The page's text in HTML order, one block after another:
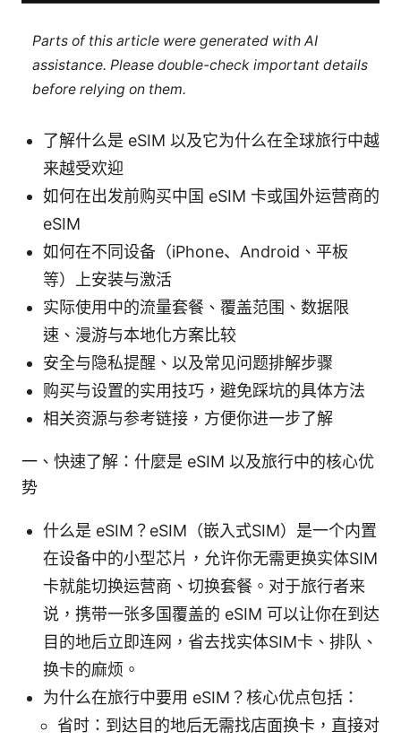
Parts of this article were generated with AI
assistance. Please double-check important details
before relying on them.
了解什么是 eSIM 以及它为什么在全球旅行中越
来越受欢迎
如何在出发前购买中国 eSIM 卡或国外运营商的
eSIM
如何在不同设备（iPhone、Android、平板
等）上安装与激活
实际使用中的流量套餐、覆盖范围、数据限
速、漫游与本地化方案比较
安全与隐私提醒、以及常见问题排解步骤
购买与设置的实用技巧，避免踩坑的具体方法
相关资源与参考链接，方便你进一步了解
一、快速了解：什麼是 eSIM 以及旅行中的核心优
势
什么是 eSIM？eSIM（嵌入式SIM）是一个内置
在设备中的小型芯片，允许你无需更换实体SIM
卡就能切换运营商、切换套餐。对于旅行者来
说，携带一张多国覆盖的 eSIM 可以让你在到达
目的地后立即连网，省去找实体SIM卡、排队、
换卡的麻烦。
为什么在旅行中要用 eSIM？核心优点包括：
省时：到达目的地后无需找店面换卡，直接对